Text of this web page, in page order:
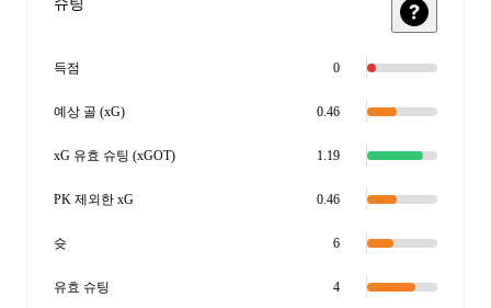
슈팅
득점 0
예상 골 (xG) 0.46
xG 유효 슈팅 (xGOT) 1.19
PK 제외한 xG 0.46
슛 6
유효 슈팅 4